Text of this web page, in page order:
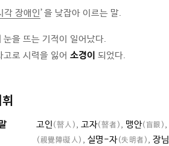
각 장애인’을 낮잡아 이르는 말.
눈을 뜨는 기적이 일어났다.
고로 시력을 잃어 소경이 되었다.
고인 (瞽人) , 고자(瞽者) , 맹안(盲眼) ,
(視覺障礙人) , 실명-자(失明者) , 장님